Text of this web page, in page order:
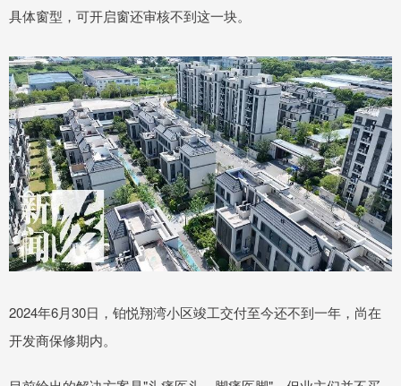
具体窗型，可开启窗还审核不到这一块。
2024年6月30日，铂悦翔湾小区竣工交付至今还不到一年，尚在
开发商保修期内。